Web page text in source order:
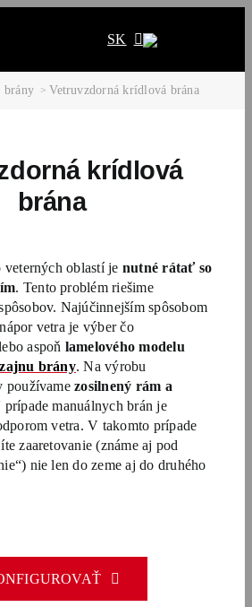
SK
brány Vetruvzdorná krídlová brána
krídlová
brána
oblastí je nutné rátať so
. Tento problém riešime
Najúčinnejším spôsobom
vetra je výber čo
aspoň lamelového modelu
brány. Na výrobu
používamezosilnený rám a
prípade manuálnych brán je
vetra. V takomto prípade
zaaretovanie (známe aj pod
nie len do zeme aj do druhého